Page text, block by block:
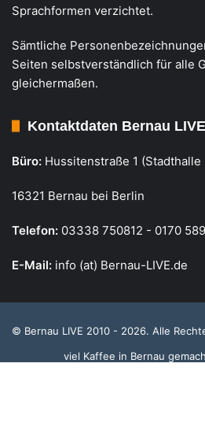
Sprachformen verzichtet.
Sämtliche
Seiten selbstverständlich für alle
gleichermaßen.
Kontaktdaten Bernau LIVE
Büro: Hussitenstraße 1 (Stadthalle
16321 Bernau bei Berlin
Telefon: 03338 750812 - 0170
E-Mail: info (at) Bernau-LIVE.de
© Bernau LIVE 2010 - 2026. Alle
viel Kaffee in Bernau